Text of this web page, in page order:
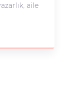
aile